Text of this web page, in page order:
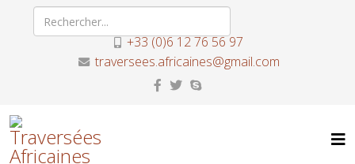
+33 (0)6 12 76 56 97
traversees.africaines@gmail.com